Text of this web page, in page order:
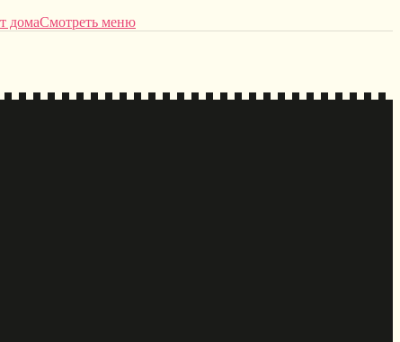
домаСмотреть меню